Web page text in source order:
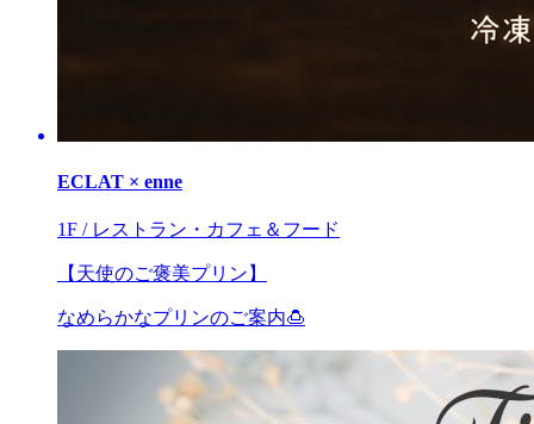
ECLAT × enne
1F / レストラン・カフェ＆フード
【天使のご褒美プリン】
なめらかなプリンのご案内🍮